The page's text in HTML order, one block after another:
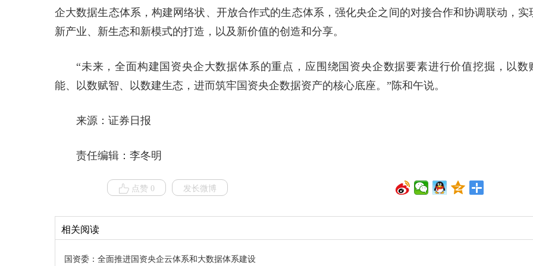
企大数据生态体系，构建网络状、开放合作式的生态体系，强化央企之间的对接合作和协调联动，实
新产业、新生态和新模式的打造，以及新价值的创造和分享。
“未来，全面构建国资央企大数据体系的重点，应围绕国资央企数据要素进行价值挖掘，以数
能、以数赋智、以数建生态，进而筑牢国资央企数据资产的核心底座。”陈和午说。
来源：证券日报
责任编辑：李冬明
点赞 0 发长微博
相关阅读
国资委：全面推进国资央企云体系和大数据体系建设